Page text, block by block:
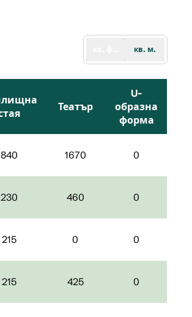
кв. м.
Театър
U-
образна
форма
840 1670 0
230 460 0
215 0 0
215 425 0